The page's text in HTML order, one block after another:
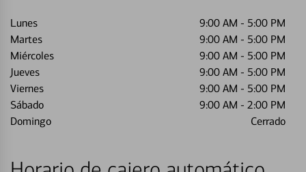
Lunes 9:00 AM - 5:00 PM
Martes
9:00 AM - 5:00 PM
Miércoles
9:00 AM - 5:00 PM
Jueves
9:00 AM - 5:00 PM
Viernes
9:00 AM - 5:00 PM
Sábado
9:00 AM - 2:00 PM
Domingo
Cerrado